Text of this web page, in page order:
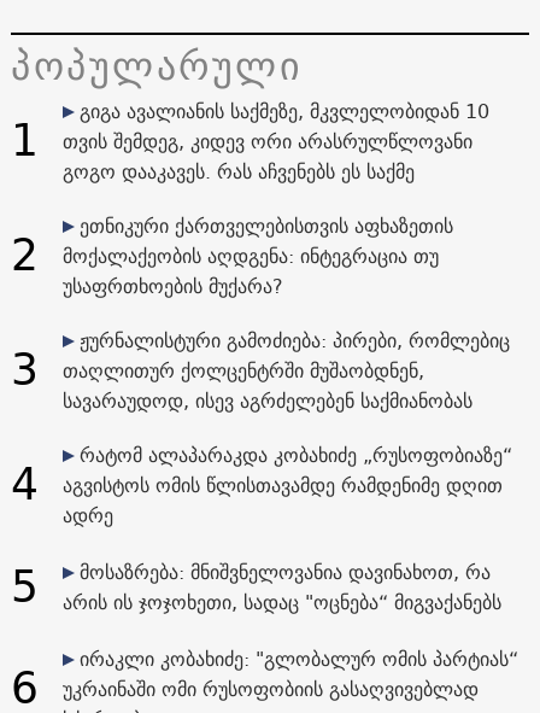
პოპულარული
1
გიგა ავალიანის საქმეზე, მკვლელობიდან 10
თვის შემდეგ, კიდევ ორი არასრულწლოვანი
გოგო დააკავეს. რას აჩვენებს ეს საქმე
2
ეთნიკური ქართველებისთვის აფხაზეთის
მოქალაქეობის აღდგენა: ინტეგრაცია თუ
უსაფრთხოების მუქარა?
3
ჟურნალისტური გამოძიება: პირები, რომლებიც
თაღლითურ ქოლცენტრში მუშაობდნენ,
სავარაუდოდ, ისევ აგრძელებენ საქმიანობას
4
რატომ ალაპარაკდა კობახიძე „რუსოფობიაზე“
აგვისტოს ომის წლისთავამდე რამდენიმე დღით
ადრე
5
მოსაზრება: მნიშვნელოვანია დავინახოთ, რა
არის ის ჯოჯოხეთი, სადაც "ოცნება“ მიგვაქანებს
6
ირაკლი კობახიძე: "გლობალურ ომის პარტიას“
უკრაინაში ომი რუსოფობიის გასაღვივებლად